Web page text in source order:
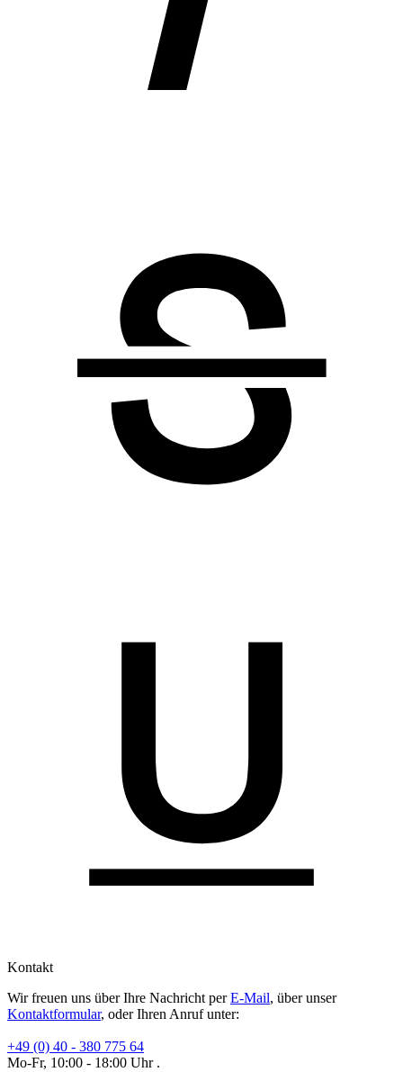
Kontakt
Wir freuen uns über Ihre Nachricht perE-Mail, über unser
Kontaktformular, oder Ihren Anruf unter:
+49 (0) 40 - 380 775 64
Mo-Fr, 10:00 - 18:00 Uhr .